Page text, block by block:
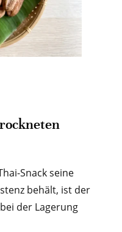
Snack seine
behält, ist der
der Lagerung